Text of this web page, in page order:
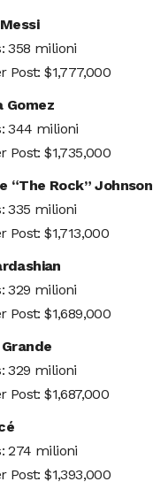
358 milioni
Post: $1,777,000
Gomez
344 milioni
Post: $1,735,000
“The Rock” Johnson
335 milioni
Post: $1,713,000
329 milioni
Post: $1,689,000
329 milioni
Post: $1,687,000
274 milioni
Post: $1,393,000